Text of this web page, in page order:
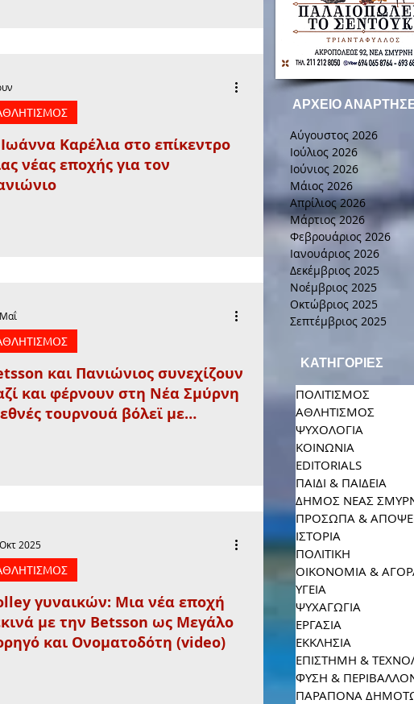
Καρέλια στο επίκεντρο
νέας εποχής για τον
και Πανιώνιος συνεχίζουν
και φέρνουν στη Νέα Σμύρνη
τουρνουά βόλεϊ με
γυναικών: Μια νέα εποχή
με την Betsson ως Μεγάλο
και Ονοματοδότη (video)
2025
ΑΡΧΕΙΟ
Αύγουστος 2026
Ιούλιος 2026
Ιούνιος 2026
Μάιος 2026
Απρίλιος 2026
Μάρτιος 2026
Φεβρουάριος 2026
Ιανουάριος 2026
Δεκέμβριος 2025
Νοέμβριος 2025
Οκτώβριος 2025
Σεπτέμβριος 2025
ΚΑΤΗΓΟΡΙΕΣ
ΠΟΛΙΤΙΣΜΟΣ
ΑΘΛΗΤΙΣΜΟΣ
ΨΥΧΟΛΟΓΙΑ
ΚΟΙΝΩΝΙΑ
EDITORIALS
ΠΑΙΔΙ & ΠΑΙΔΕΙΑ
ΔΗΜΟΣ ΝΕΑΣ
ΠΡΟΣΩΠΑ &
ΙΣΤΟΡΙΑ
ΠΟΛΙΤΙΚΗ
ΟΙΚΟΝΟΜΙΑ &
ΥΓΕΙΑ
ΨΥΧΑΓΩΓΙΑ
ΕΡΓΑΣΙΑ
ΕΚΚΛΗΣΙΑ
ΕΠΙΣΤΗΜΗ &
ΦΥΣΗ &
ΠΑΡΑΠΟΝΑ